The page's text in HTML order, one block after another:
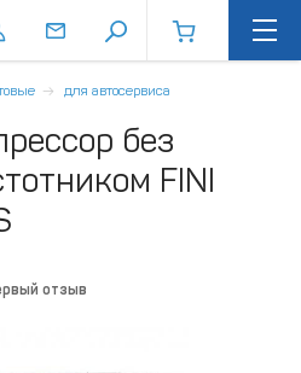
для автосервиса
без
FINI
отзыв